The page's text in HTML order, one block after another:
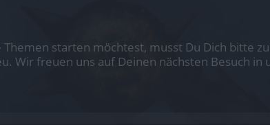
starten möchtest, musst Du Dich bitte
Wir freuen uns auf Deinen nächsten Besuch in